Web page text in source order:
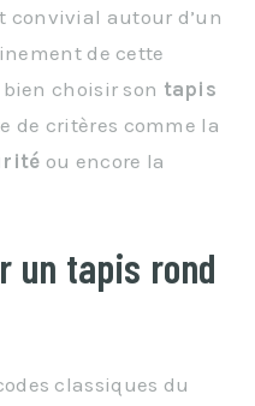
convivial autour d’un
de cette
choisir son tapis
de critères comme la
ou encore la
un tapis rond
classiques du